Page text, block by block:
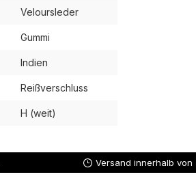
Veloursleder
Gummi
Indien
Reißverschluss
H (weit)
Versand innerhalb von